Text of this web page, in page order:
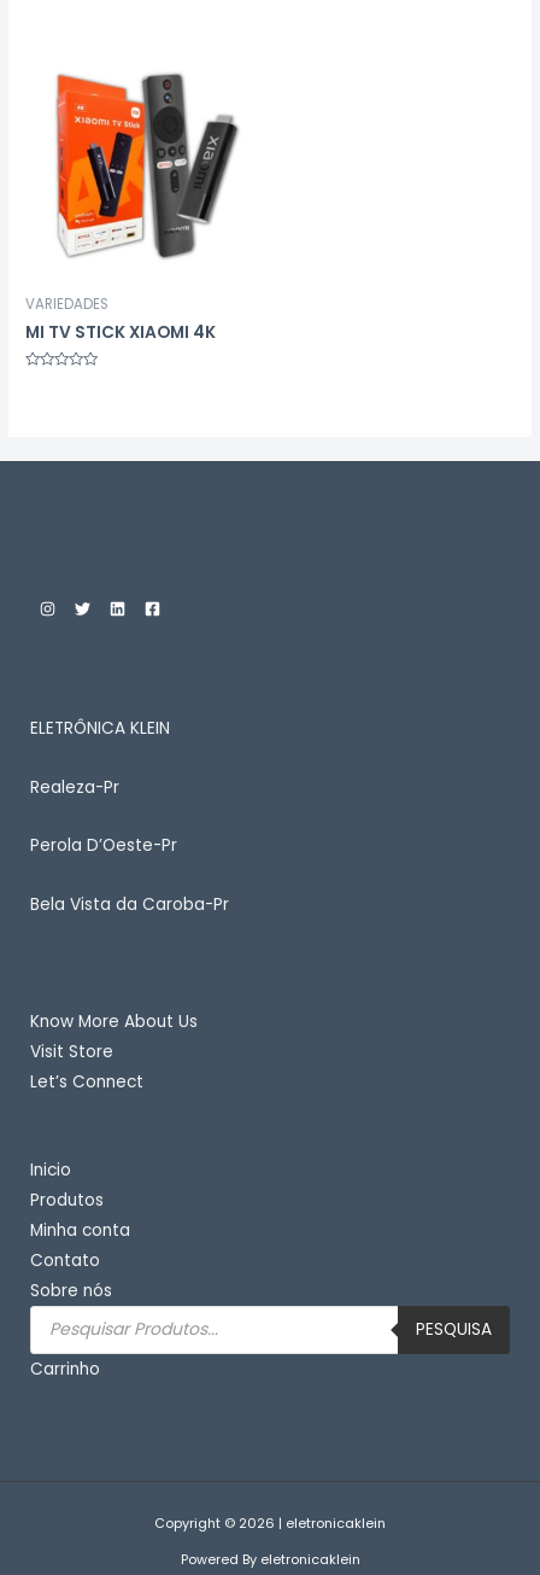
VARIEDADES
MI TV STICK XIAOMI 4K
ELETRÔNICA KLEIN
Realeza-Pr
Perola D’Oeste-Pr
Bela Vista da Caroba-Pr
Know More About Us
Visit Store
Let’s Connect
Inicio
Produtos
Minha conta
Contato
Sobre nós
Pesquisar
produtos
PESQUISA
Carrinho
Copyright © 2026 | eletronicaklein
Powered By eletronicaklein